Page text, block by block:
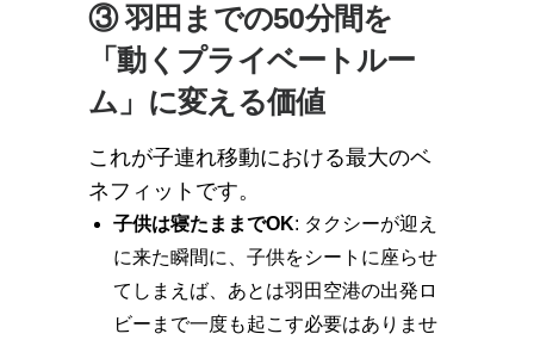
③ 羽田までの50分間を
「動くプライベートルー
ム」に変える価値
これが子連れ移動における最大のベ
ネフィットです。
子供は寝たままでOK: タクシーが迎え
に来た瞬間に、子供をシートに座らせ
てしまえば、あとは羽田空港の出発ロ
ビーまで一度も起こす必要はありませ